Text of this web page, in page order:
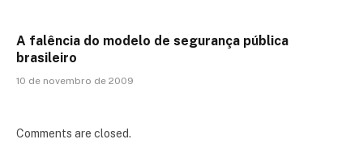
A falência do modelo de segurança pública
brasileiro
10 de novembro de 2009
Comments are closed.